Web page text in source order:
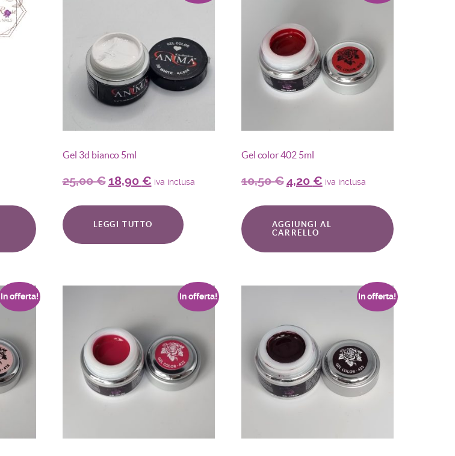
Gel 3d bianco 5ml
25,00€18,90 € iva inclusa
LEGGI TUTTO
Gel color 402 5ml
10,50€4,20 € iva inclusa
AGGIUNGI AL
CARRELLO
In offerta! In offerta! In offerta!